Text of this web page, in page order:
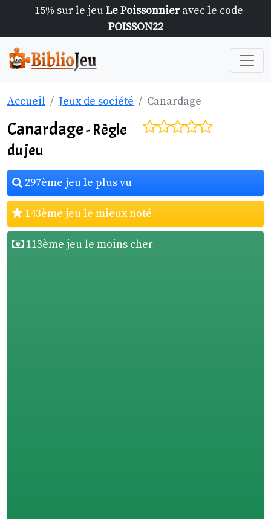
- 15% sur le jeuLe Poissonnieravec le code
POISSON22
Accueil Jeux de société Canardage
Canardage- Règle
du jeu
297ème jeu le plus vu
143ème jeu le mieux noté
113ème jeu le moins cher